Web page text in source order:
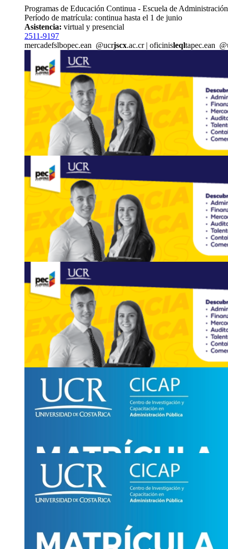
Programas de Educación Continua - Escuela de
Período de matrícula: continua hasta el 1 de junio
Asistencia: virtual y presencial
2511-9197
mercadefslbopec.ean @ucrjscx.ac.cr| oficinisleqltapec.ean
8ENE
Cursos - UCR Abierta: Matrícula abierta para
en NIIF
Programas de Educación Continua - Escuela de
Período de matrícula: continua hasta el 1 de junio
Asistencia:virtual
2511-9197
mercade wbpx opec.ean @ucrhtwy.ac.cr| gnqk
8ENE
Cursos - UCR Abierta: Matrícula abierta para
capacitación: técnico en …
Programas de Educación Continua - Escuela de
2511-9197
Cursos - UCR Abierta: Matrícula abierta para
capacitación: técnico en …
Programas de Educación Continua - Escuela de
Período de matrícula: continua hasta el 1 de junio del 2024
Asistencia:
virtual y presencial